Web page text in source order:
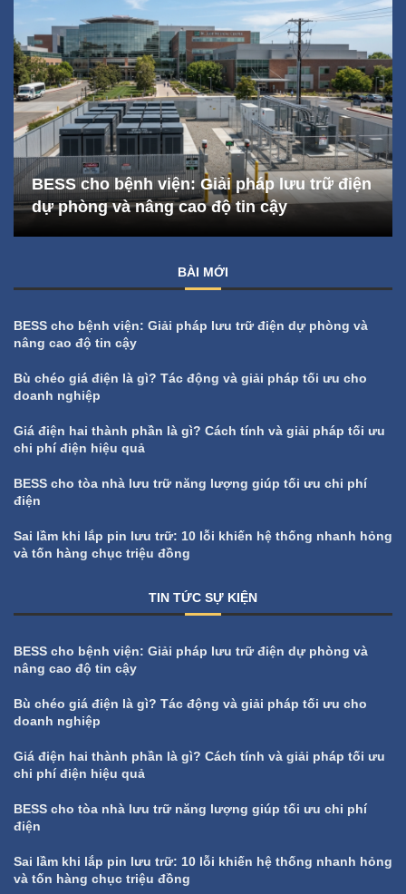
BESS cho bệnh viện: Giải pháp lưu trữ điện
dự phòng và nâng cao độ tin cậy
BÀI MỚI
BESS cho bệnh viện: Giải pháp lưu trữ điện dự phòng và
nâng cao độ tin cậy
Bù chéo giá điện là gì? Tác động và giải pháp tối ưu cho
doanh nghiệp
Giá điện hai thành phần là gì? Cách tính và giải pháp tối ưu
chi phí điện hiệu quả
BESS cho tòa nhà lưu trữ năng lượng giúp tối ưu chi phí
điện
Sai lầm khi lắp pin lưu trữ: 10 lỗi khiến hệ thống nhanh hỏng
và tốn hàng chục triệu đồng
TIN TỨC SỰ KIỆN
BESS cho bệnh viện: Giải pháp lưu trữ điện dự phòng và
nâng cao độ tin cậy
Bù chéo giá điện là gì? Tác động và giải pháp tối ưu cho
doanh nghiệp
Giá điện hai thành phần là gì? Cách tính và giải pháp tối ưu
chi phí điện hiệu quả
BESS cho tòa nhà lưu trữ năng lượng giúp tối ưu chi phí
điện
Sai lầm khi lắp pin lưu trữ: 10 lỗi khiến hệ thống nhanh hỏng
và tốn hàng chục triệu đồng